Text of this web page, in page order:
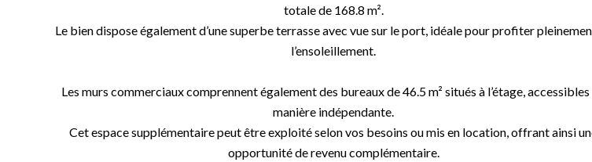
totale de 168.8 m².
Le bien dispose également d’une superbe terrasse avec vue sur le port, idéale pour profiter
l’ensoleillement.
Les murs commerciaux comprennent également des bureaux de 46.5 m² situés à l’étage, accessibles
manière indépendante.
Cet espace supplémentaire peut être exploité selon vos besoins ou mis en location, offrant ainsi
opportunité de revenu complémentaire.